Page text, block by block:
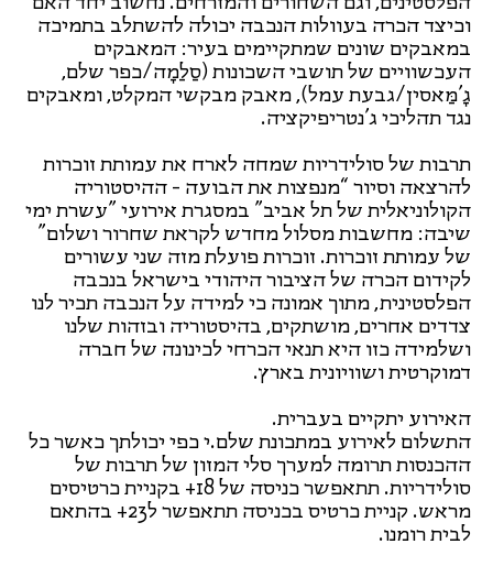
וכיצד הכרה בעוולות הנכבה יכולה להשתלב בתמיכה
במאבקים שונים שמתקיימים בעיר: המאבקים
העכשוויים של תושבי השכונות (סַלַמָה/כפר שלם,
גָ'מַּאסין/גבעת עמל), מאבק מבקשי המקלט, ומאבקים
נגד תהליכי ג'נטריפיקציה.
תרבות של סולידריות שמחה לארח את עמותת זוכרות
להרצאה וסיור “מנפצות את הבועה - ההיסטוריה
הקולוניאלית של תל אביב" במסגרת אירועי "עשרת ימי
שיבה: מחשבות מסלול מחדש לקראת שחרור ושלום"
של עמותת זוכרות. זוכרות פועלת מזה שני עשורים
לקידום הכרה של הציבור היהודי בישראל בנכבה
הפלסטינית, מתוך אמונה כי למידה על הנכבה תכיר לנו
צדדים אחרים, מושתקים, בהיסטוריה ובזהות שלנו
ושלמידה כזו היא תנאי הכרחי לכינונה של חברה
דמוקרטית ושוויונית בארץ.
האירוע יתקיים בעברית.
התשלום לאירוע במתכונת שלם.י כפי יכולתך כאשר כל
ההכנסות תרומה למערך סלי המזון של תרבות של
סולידריות. תתאפשר כניסה של 18+ בקניית כרטיסים
מראש. קניית כרטיס בכניסה תתאפשר ל23+ בהתאם
לבית רומנו.